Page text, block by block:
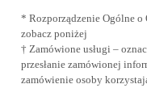
* Rozporządzenie Ogólne o
zobacz poniżej
† Zamówione usługi –
przesłanie zamówionej
zamówienie osoby